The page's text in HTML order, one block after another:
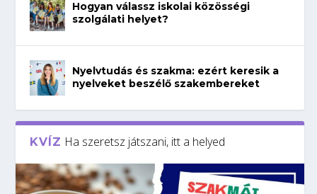
Hogyan válassz iskolai közösségi
szolgálati helyet?
Nyelvtudás és szakma: ezért keresik a
nyelveket beszélő szakembereket
KVÍZ Ha szeretsz játszani, itt a helyed